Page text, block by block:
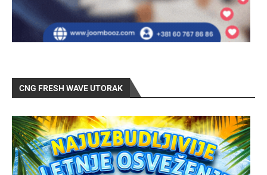
CNG FRESH WAVE UTORAK